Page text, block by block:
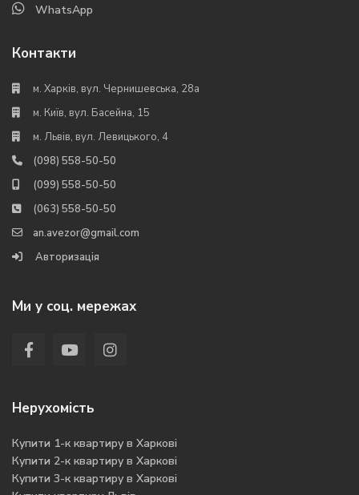
WhatsApp
Контакти
м. Харків, вул. Чернишевська, 28а
м. Київ, вул. Басейна, 15
м. Львів, вул. Левицького, 4
(098) 558-50-50
(099) 558-50-50
(063) 558-50-50
an.avezor@gmail.com
Авторизація
Ми у соц. мережах
Нерухомість
Купити 1-к квартиру в Харкові
Купити 2-к квартиру в Харкові
Купити 3-к квартиру в Харкові